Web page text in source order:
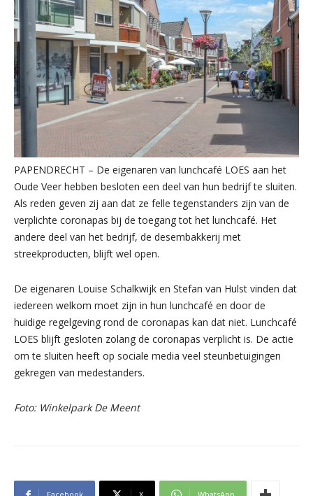
PAPENDRECHT – De eigenaren van lunchcafé LOES aan het
Oude Veer hebben besloten een deel van hun bedrijf te sluiten.
Als reden geven zij aan dat ze felle tegenstanders zijn van de
verplichte coronapas bij de toegang tot het lunchcafé. Het
andere deel van het bedrijf, de desembakkerij met
streekproducten, blijft wel open.
De eigenaren Louise Schalkwijk en Stefan van Hulst vinden dat
iedereen welkom moet zijn in hun lunchcafé en door de
huidige regelgeving rond de coronapas kan dat niet. Lunchcafé
LOES blijft gesloten zolang de coronapas verplicht is. De actie
om te sluiten heeft op sociale media veel steunbetuigingen
gekregen van medestanders.
Foto: Winkelpark De Meent